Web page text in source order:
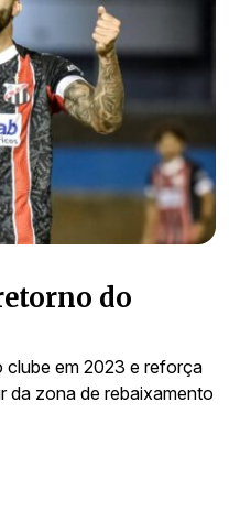
do
clube em 2023 e reforça
da zona de rebaixamento